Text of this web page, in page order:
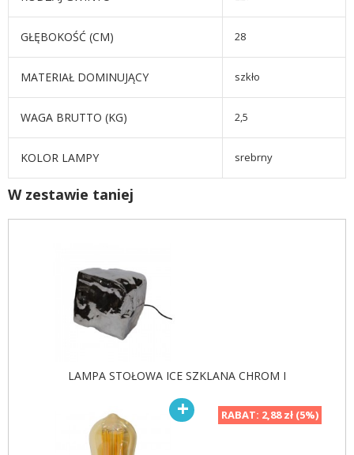
GŁĘBOKOŚĆ (CM) 28
MATERIAŁ DOMINUJĄCY szkło
WAGA BRUTTO (KG) 2,5
KOLOR LAMPY srebrny
W zestawie taniej
LAMPA STOŁOWA ICE SZKLANA CHROM I
RABAT: 2,88 zł (5%)